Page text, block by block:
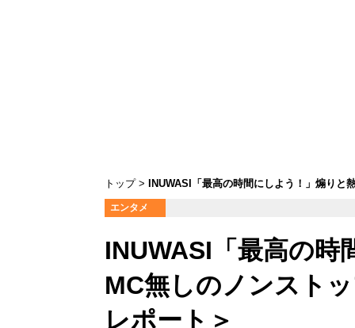
トップ INUWASI「最高の時間にしよう！」煽り
エンタメ
INUWASI「最高の時
MC無しのノンスト
レポート＞